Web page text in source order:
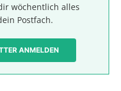
wöchentlich alles
Postfach.
ANMELDEN